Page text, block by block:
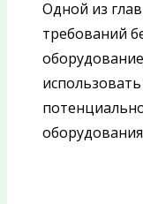
Одной из
требований